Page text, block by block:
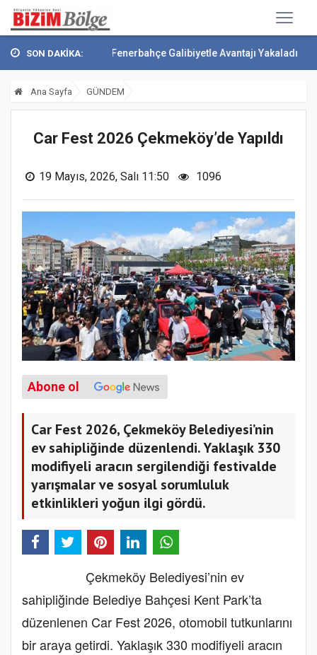
SON DAKİKA:
Attı Fenerbahçe Galibiyetle Avantajı Yakaladı Çekmeköy
Ana Sayfa GÜNDEM
Car Fest 2026 Çekmeköy’de Yapıldı
19 Mayıs, 2026, Salı 11:50 1096
Abone ol
Car Fest 2026, Çekmeköy Belediyesi’nin
ev sahipliğinde düzenlendi. Yaklaşık 330
modifiyeli aracın sergilendiği festivalde
yarışmalar ve sosyal sorumluluk
etkinlikleri yoğun ilgi gördü.
Çekmeköy Belediyesi’nin ev
sahipliğinde Belediye Bahçesi Kent Park’ta
düzenlenen Car Fest 2026, otomobil tutkunlarını
bir araya getirdi. Yaklaşık 330 modifiyeli aracın